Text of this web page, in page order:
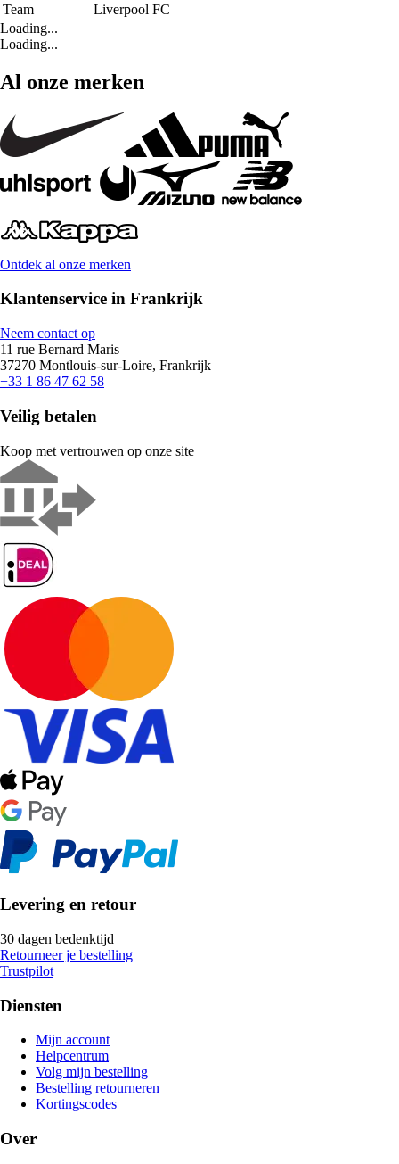
Team
Liverpool FC
Loading...
Loading...
Al onze merken
Ontdek al onze merken
Klantenservice in Frankrijk
Neem contact op
11 rue Bernard Maris
37270 Montlouis-sur-Loire, Frankrijk
+33 1 86 47 62 58
Veilig betalen
Koop met vertrouwen op onze site
Levering en retour
30 dagen bedenktijd
Retourneer je bestelling
Trustpilot
Diensten
Mijn account
Helpcentrum
Volg mijn bestelling
Bestelling retourneren
Kortingscodes
Over